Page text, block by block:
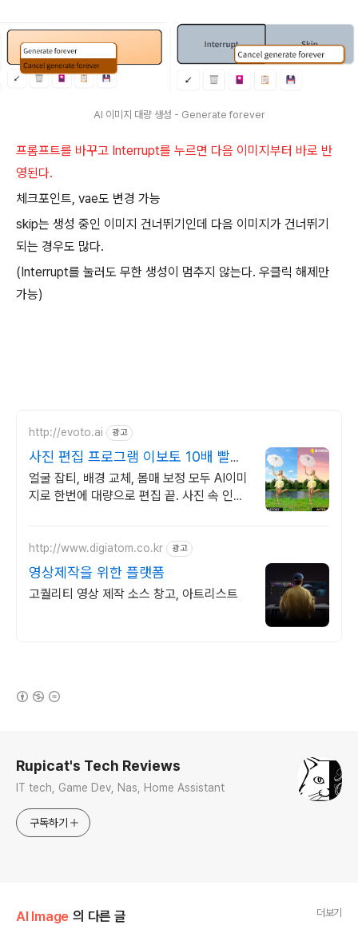
AI 이미지 대량 생성 - Generate forever
프롬프트를 바꾸고 Interrupt를 누르면 다음 이미지부터 바로 반
영된다.
체크포인트, vae도 변경 가능
skip는 생성 중인 이미지 건너뛰기인데 다음 이미지가 건너뛰기
되는 경우도 많다.
(Interrupt를 눌러도 무한 생성이 멈추지 않는다. 우클릭 해제만
가능)
http://evoto.ai 광고
사진 편집 프로그램 이보토 10배 빨라
진 편집 속도
얼굴 잡티, 배경 교체, 몸매 보정 모두 AI이미
지로 한번에 대량으로 편집 끝. 사진 속 인물
http://www.digiatom.co.kr 광고
영상제작을 위한 플랫폼
고퀄리티 영상 제작 소스 창고, 아트리스트
Rupicat's Tech Reviews
IT tech, Game Dev, Nas, Home Assistant
구독하기
AI Image 의 다른 글 더보기